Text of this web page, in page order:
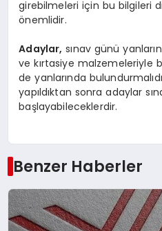
girebilmeleri için bu bilgileri
önemlidir.
Adaylar, sınav günü
ve kırtasiye malzemeleriyle
de yanlarında
yapıldıktan sonra adaylar
başlayabileceklerdir.
Benzer Haberler